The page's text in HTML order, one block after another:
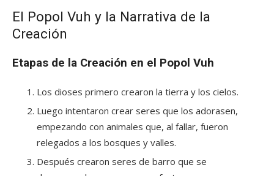
El Popol Vuh y la Narrativa de la
Creación
Etapas de la Creación en el Popol Vuh
Los dioses primero crearon la tierra y los cielos.
Luego intentaron crear seres que los adorasen,
empezando con animales que, al fallar, fueron
relegados a los bosques y valles.
Después crearon seres de barro que se